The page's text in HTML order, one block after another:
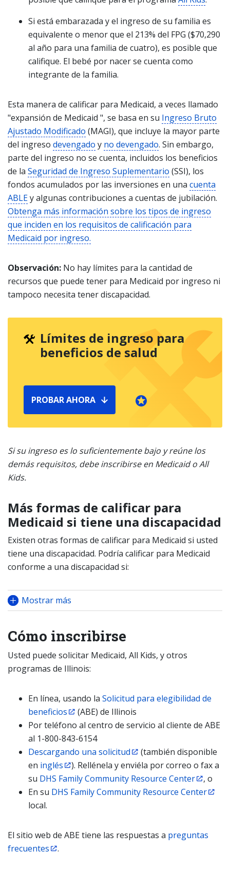
Si está embarazada y el ingreso de su familia es
equivalente o menor que el 213% del FPG ($70,290
al año para una familia de cuatro), es posible que
califique. El bebé por nacer se cuenta como
integrante de la familia.
Esta manera de calificar para Medicaid, a veces llamado
"expansión de Medicaid ", se basa en su Ingreso Bruto
Ajustado Modificado (MAGI), que incluye la mayor parte
del ingreso devengado y no devengado. Sin embargo,
parte del ingreso no se cuenta, incluidos los beneficios
de la Seguridad de Ingreso Suplementario (SSI), los
fondos acumulados por las inversiones en una cuenta
ABLEy algunas contribuciones a cuentas de jubilación.
Obtenga más información sobre los tipos de ingreso
que inciden en los requisitos de calificación para
Medicaid por ingreso.
Observación: No hay límites para la cantidad de
recursos que puede tener para Medicaid por ingreso ni
tampoco necesita tener discapacidad.
Límites de ingreso para
beneficios de salud
PROBAR AHORA
Si su ingreso es lo suficientemente bajo y reúne los
demás requisitos, debe inscribirse en Medicaido All
Kids.
Más formas de calificar para
Medicaid si tiene una discapacidad
Existen otras formas de calificar para Medicaid si usted
tiene una discapacidad. Podría calificar para Medicaid
conforme a una discapacidad si:
Mostrar más
Cómo inscribirse
Usted puede solicitar Medicaid, All Kids, y otros
programas de Illinois:
En línea, usando la Solicitud para elegibilidad de
beneficios
(ABE) de Illinois
Por teléfono al centro de servicio al cliente de ABE
al 1-800-843-6154
Descargando una solicitud
(también disponible
en inglés
). Rellénela y enviéla por correo o fax a
su DHS Family Community Resource Center
, o
En su DHS Family Community Resource Center
local.
El sitio web de ABE tiene las respuestas a preguntas
frecuentes
.